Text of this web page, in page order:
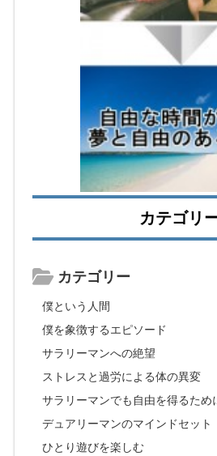
カテゴリ
カテゴリー
僕という人間
僕を象徴するエピソード
サラリーマンへの絶望
ストレスと過労による体の異変
サラリーマンでも自由を得るため
デュアリーマンのマインドセット
ひとり遊びを楽しむ